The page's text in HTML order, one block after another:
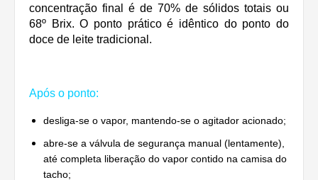
concentração final é de 70% de sólidos totais ou
68º Brix. O ponto prático é idêntico do ponto do
doce de leite tradicional.
Após o ponto:
desliga-se o vapor, mantendo-se o agitador acionado;
abre-se a válvula de segurança manual (lentamente),
até completa liberação do vapor contido na camisa do
tacho;